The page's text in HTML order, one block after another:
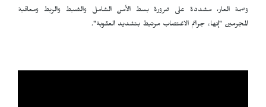
وصمة العار، مشددة على ضرورة بسط الأمن الشامل والضبط والربط ومعاقبة
المجرمين "إنهاء جرائم الاغتصاب مرتبط بتشديد العقوبة".